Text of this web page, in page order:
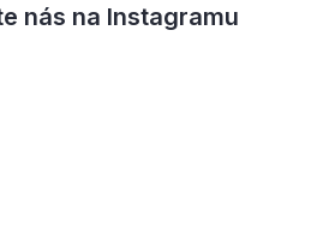
nás na Instagramu